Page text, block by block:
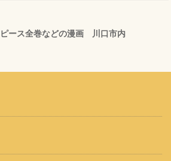
ース全巻などの漫画 川口市内